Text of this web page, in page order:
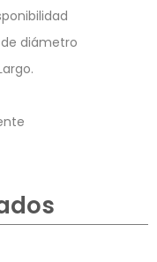
diámetro